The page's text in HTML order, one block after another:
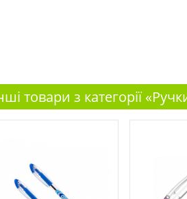
товари з категорії